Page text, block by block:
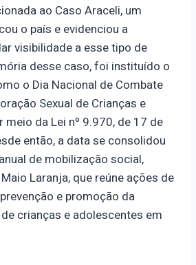
ao Caso Araceli, um
o país e evidenciou a
visibilidade a esse tipo de
desse caso, foi instituído o
o Dia Nacional de Combate
Sexual de Crianças e
da Lei nº 9.970, de 17 de
então, a data se consolidou
de mobilização social,
Laranja, que reúne ações de
e promoção da
crianças e adolescentes em